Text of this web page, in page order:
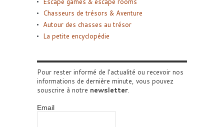
Chasseurs de trésors & Aventure
Autour des chasses au trésor
La petite encyclopédie
Pour rester informé de l'actualité ou recevoir nos
informations de dernière minute, vous pouvez
souscrire à notre newsletter.
Email